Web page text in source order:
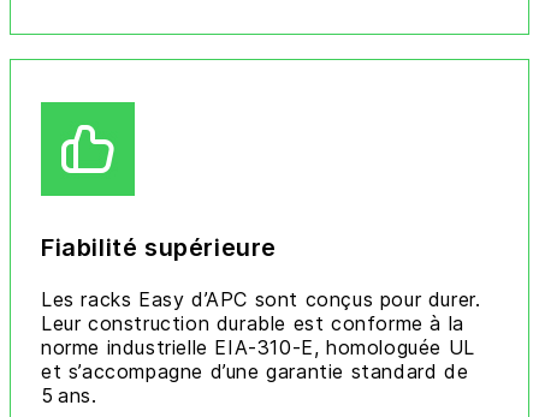
Fiabilité supérieure
Les racks Easy d’APC sont conçus pour durer.
Leur construction durable est conforme à la
norme industrielle EIA-310-E, homologuée UL
et s’accompagne d’une garantie standard de
5 ans.